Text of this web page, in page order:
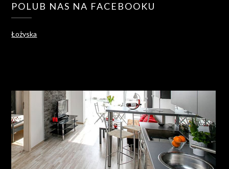
POLUB NAS NA FACEBOOKU
Łożyska